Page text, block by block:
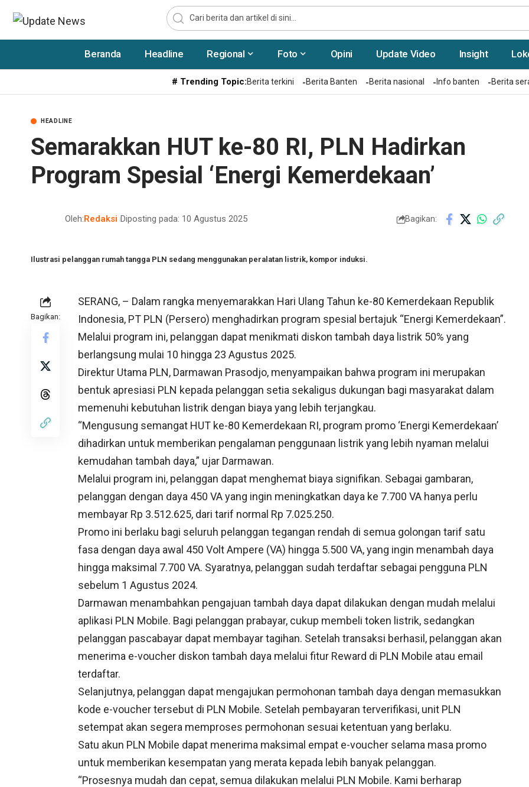
Beranda Headline Regional Foto Opini Update Video Insight
# Trending Topic:Berita terkini Berita Banten Berita nasional Info banten Berita
HEADLINE
Semarakkan HUT ke-80 RI, PLN Hadirkan
Program Spesial ‘Energi Kemerdekaan’
Oleh:Redaksi Diposting pada: 10 Agustus 2025 Bagikan:
Ilustrasi pelanggan rumah tangga PLN sedang menggunakan peralatan listrik, kompor induksi.
Bagikan:
SERANG, – Dalam rangka menyemarakkan Hari Ulang Tahun ke-80 Kemerdekaan Republik
Indonesia, PT PLN (Persero) menghadirkan program spesial bertajuk “Energi Kemerdekaan”.
Melalui program ini, pelanggan dapat menikmati diskon tambah daya listrik 50% yang
berlangsung mulai 10 hingga 23 Agustus 2025.
Direktur Utama PLN, Darmawan Prasodjo, menyampaikan bahwa program ini merupakan
bentuk apresiasi PLN kepada pelanggan setia sekaligus dukungan bagi masyarakat dalam
memenuhi kebutuhan listrik dengan biaya yang lebih terjangkau.
“Mengusung semangat HUT ke-80 Kemerdekaan RI, program promo ‘Energi Kemerdekaan’
dihadirkan untuk memberikan pengalaman penggunaan listrik yang lebih nyaman melalui
kemudahan tambah daya,” ujar Darmawan.
Melalui program ini, pelanggan dapat menghemat biaya signifikan. Sebagai gambaran,
pelanggan dengan daya 450 VA yang ingin meningkatkan daya ke 7.700 VA hanya perlu
membayar Rp 3.512.625, dari tarif normal Rp 7.025.250.
Promo ini berlaku bagi seluruh pelanggan tegangan rendah di semua golongan tarif satu
fasa dengan daya awal 450 Volt Ampere (VA) hingga 5.500 VA, yang ingin menambah daya
hingga maksimal 7.700 VA. Syaratnya, pelanggan sudah terdaftar sebagai pengguna PLN
sebelum 1 Agustus 2024.
Darmawan menambahkan pengajuan tambah daya dapat dilakukan dengan mudah melalui
aplikasi PLN Mobile. Bagi pelanggan prabayar, cukup membeli token listrik, sedangkan
pelanggan pascabayar dapat membayar tagihan. Setelah transaksi berhasil, pelanggan akan
menerima e-voucher diskon tambah daya melalui fitur Reward di PLN Mobile atau email
terdaftar.
Selanjutnya, pelanggan dapat mengajukan permohonan tambah daya dengan memasukkan
kode e-voucher tersebut di PLN Mobile. Setelah pembayaran terverifikasi, unit PLN
setempat akan segera memproses permohonan sesuai ketentuan yang berlaku.
Satu akun PLN Mobile dapat menerima maksimal empat e-voucher selama masa promo
untuk memberikan kesempatan yang merata kepada lebih banyak pelanggan.
“Prosesnya mudah dan cepat, semua dilakukan melalui PLN Mobile. Kami berharap